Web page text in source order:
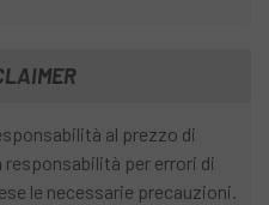
al prezzo di
per errori di
le necessarie precauzioni.